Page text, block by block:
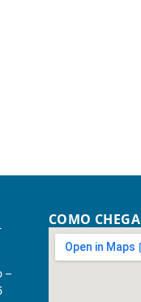
–
COMO